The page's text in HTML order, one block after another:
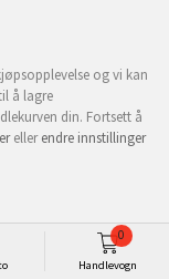
Handlevogn
0
og vi kan
å lagre
din. Fortsett å
ellerendre innstillinger